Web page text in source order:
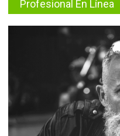
Profesional En Línea